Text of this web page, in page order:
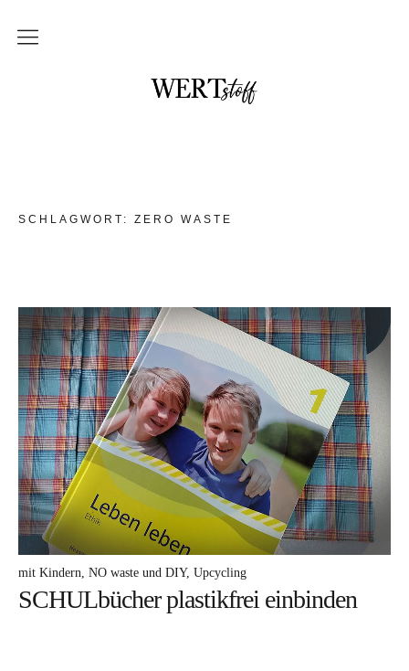
THEMEN
Upcycling
DAS braucht kein Mensch
WERTstoff.shop
DA frag ich nach
MEHR davon
ICH mach mit
WARUM darum
DAS bin ich
SCHLAGWORT: ZERO WASTE
mit Kindern NO waste und DIY Upcycling
SCHULbücher plastikfrei einbinden